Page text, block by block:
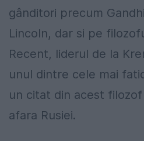
gânditori precum
Lincoln, dar si pe
Recent, liderul de la
unul dintre cele mai
un citat din acest
afara Rusiei.